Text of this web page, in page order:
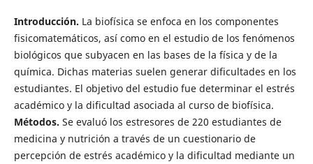
Introducción. La biofísica se enfoca en los componentes
fisicomatemáticos, así como en el estudio de los fenómenos
biológicos que subyacen en las bases de la física y de la
química. Dichas materias suelen generar dificultades en los
estudiantes. El objetivo del estudio fue determinar el estrés
académico y la dificultad asociada al curso de biofísica.
Métodos. Se evaluó los estresores de 220 estudiantes de
medicina y nutrición a través de un cuestionario de
percepción de estrés académico y la dificultad mediante un